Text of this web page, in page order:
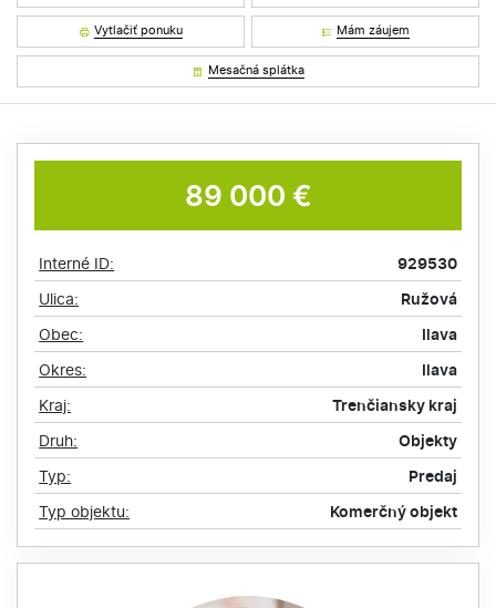
Vytlačiť ponuku Mám záujem
Mesačná splátka
89 000 €
Interné ID:
929530
Ulica:
Ružová
Obec:
Ilava
Okres:
Ilava
Kraj:
Trenčiansky kraj
Druh:
Objekty
Typ:
Predaj
Typ objektu:
Komerčný objekt